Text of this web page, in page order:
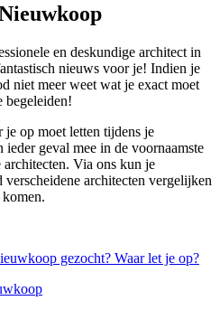
en deskundige architect in
nieuws voor je! Indien je
niet meer weet wat je exact moet
begeleiden!
op moet letten tijdens je
geval mee in de voornaamste
architecten. Via ons kun je
architecten vergelijken
komen.
gezocht? Waar let je op?